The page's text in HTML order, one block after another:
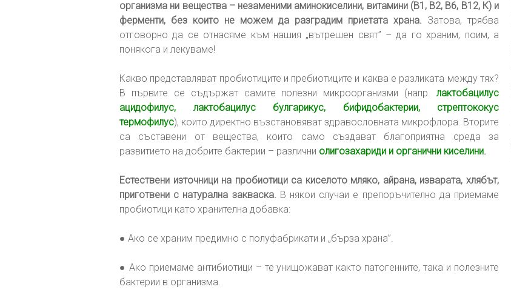
организма ни вещества – незаменими аминокиселини, витамини (В1, В2, В6, В12, К) и
ферменти, без които не можем да разградим приетата храна. Затова, трябва
отговорно да се отнасяме към нашия „вътрешен свят” – да го храним, поим, а
понякога и лекуваме!
Какво представляват пробиотиците и пребиотиците и каква е разликата между тях?
В първите се съдържат самите полезни микроорганизми (напр. лактобацилус
ацидофилус, лактобацилус булгарикус, бифидобактерии, стрептококус
термофилус), които директно възстановяват здравословната микрофлора. Вторите
са съставени от вещества, които само създават благоприятна среда за
развитието на добрите бактерии – различни олигозахариди и органични киселини.
Естествени източници на пробиотици са киселото мляко, айрана, изварата, хлябът,
приготвени с натурална закваска. В някои случаи е препоръчително да приемаме
пробиотици като хранителна добавка:
● Ако се храним предимно с полуфабрикати и „бърза храна”.
● Ако приемаме антибиотици – те унищожават както патогенните, така и полезните
бактерии в организма.